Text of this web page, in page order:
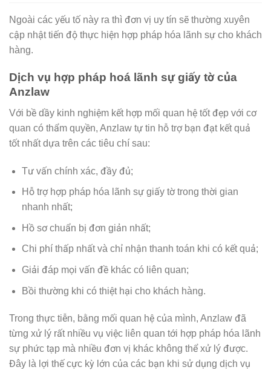
Ngoài các yếu tố này ra thì đơn vị uy tín sẽ thường xuyên
cập nhật tiến độ thực hiện hợp pháp hóa lãnh sự cho khách
hàng.
Dịch vụ hợp pháp hoá lãnh sự giấy tờ của
Anzlaw
Với bề dầy kinh nghiệm kết hợp mối quan hệ tốt đẹp với cơ
quan có thẩm quyền, Anzlaw tự tin hỗ trợ bạn đạt kết quả
tốt nhất dựa trên các tiêu chí sau:
Tư vấn chính xác, đầy đủ;
Hỗ trợ hợp pháp hóa lãnh sự giấy tờ trong thời gian
nhanh nhất;
Hồ sơ chuẩn bị đơn giản nhất;
Chi phí thấp nhất và chỉ nhận thanh toán khi có kết quả;
Giải đáp mọi vấn đề khác có liên quan;
Bồi thường khi có thiệt hại cho khách hàng.
Trong thực tiễn, bằng mối quan hệ của mình, Anzlaw đã
từng xử lý rất nhiều vụ việc liên quan tới hợp pháp hóa lãnh
sự phức tạp mà nhiều đơn vị khác không thể xử lý được.
Đây là lợi thế cực kỳ lớn của các bạn khi sử dụng dịch vụ